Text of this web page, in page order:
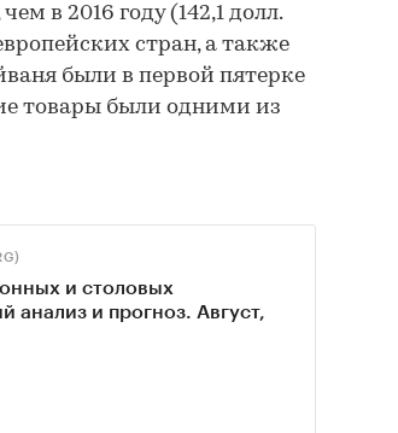
в 2016 году (142,1 долл.
стран, а также
были в первой пятерке
товары были одними из
и столовых
анализ и прогноз. Август,